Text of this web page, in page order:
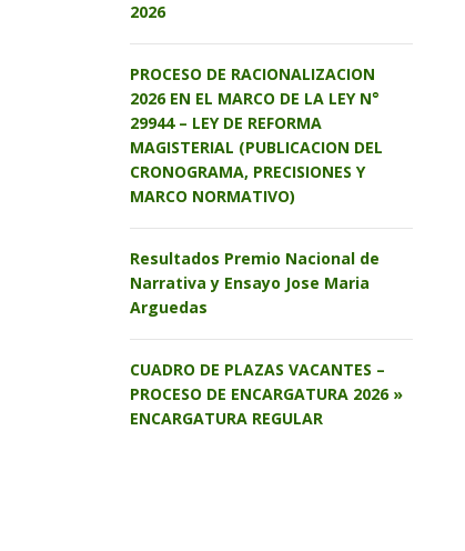
2026
PROCESO DE RACIONALIZACION
2026 EN EL MARCO DE LA LEY N°
29944 – LEY DE REFORMA
MAGISTERIAL (PUBLICACION DEL
CRONOGRAMA, PRECISIONES Y
MARCO NORMATIVO)
Resultados Premio Nacional de
Narrativa y Ensayo Jose Maria
Arguedas
CUADRO DE PLAZAS VACANTES –
PROCESO DE ENCARGATURA 2026 »
ENCARGATURA REGULAR